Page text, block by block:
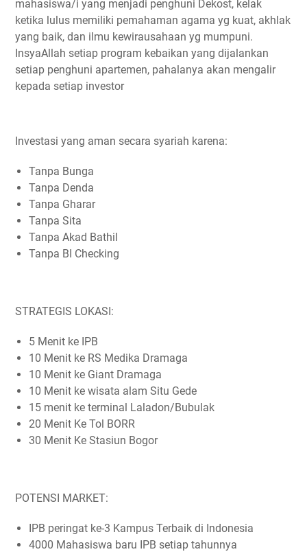
mahasiswa/i yang menjadi penghuni Dekost, kelak
ketika lulus memiliki pemahaman agama yg kuat, akhlak
yang baik, dan ilmu kewirausahaan yg mumpuni.
InsyaAllah setiap program kebaikan yang dijalankan
setiap penghuni apartemen, pahalanya akan mengalir
kepada setiap investor
Investasi yang aman secara syariah karena:
Tanpa Bunga
Tanpa Denda
Tanpa Gharar
Tanpa Sita
Tanpa Akad Bathil
Tanpa BI Checking
STRATEGIS LOKASI:
5 Menit ke IPB
10 Menit ke RS Medika Dramaga
10 Menit ke Giant Dramaga
10 Menit ke wisata alam Situ Gede
15 menit ke terminal Laladon/Bubulak
20 Menit Ke Tol BORR
30 Menit Ke Stasiun Bogor
POTENSI MARKET:
IPB peringat ke-3 Kampus Terbaik di Indonesia
4000 Mahasiswa baru IPB setiap tahunnya